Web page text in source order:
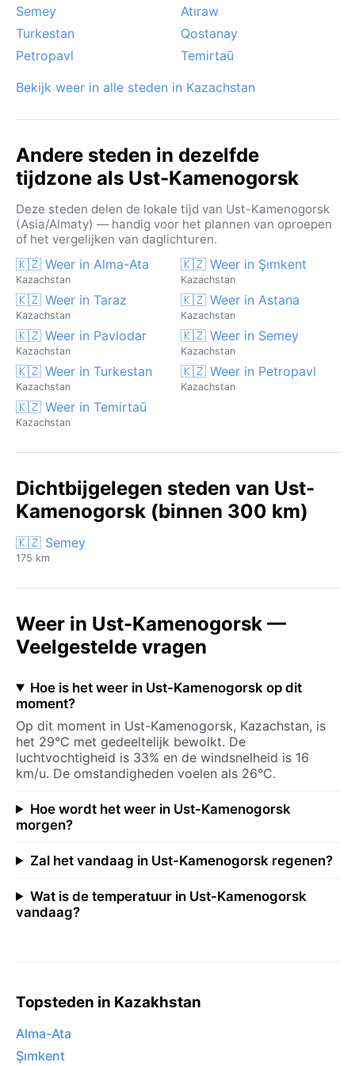
Semey
Atıraw
Turkestan
Qostanay
Petropavl
Temirtaū
Bekijk weer in alle steden in Kazachstan
Andere steden in dezelfde
tijdzone als Ust-Kamenogorsk
Deze steden delen de lokale tijd van Ust-Kamenogorsk
(Asia/Almaty) — handig voor het plannen van oproepen
of het vergelijken van daglichturen.
🇰🇿 Weer in Alma-Ata
Kazachstan
🇰🇿 Weer in Şımkent
Kazachstan
🇰🇿 Weer in Taraz
Kazachstan
🇰🇿 Weer in Astana
Kazachstan
🇰🇿 Weer in Pavlodar
Kazachstan
🇰🇿 Weer in Semey
Kazachstan
🇰🇿 Weer in Turkestan
Kazachstan
🇰🇿 Weer in Petropavl
Kazachstan
🇰🇿 Weer in Temirtaū
Kazachstan
Dichtbijgelegen steden van Ust-
Kamenogorsk (binnen 300 km)
🇰🇿 Semey
175 km
Weer in Ust-Kamenogorsk —
Veelgestelde vragen
Hoe is het weer in Ust-Kamenogorsk op dit
moment?
Op dit moment in Ust-Kamenogorsk, Kazachstan, is
het 29°C met gedeeltelijk bewolkt. De
luchtvochtigheid is 33% en de windsnelheid is 16
km/u. De omstandigheden voelen als 26°C.
Hoe wordt het weer in Ust-Kamenogorsk
morgen?
Zal het vandaag in Ust-Kamenogorsk regenen?
Wat is de temperatuur in Ust-Kamenogorsk
vandaag?
Topsteden in Kazakhstan
Alma-Ata
Şımkent